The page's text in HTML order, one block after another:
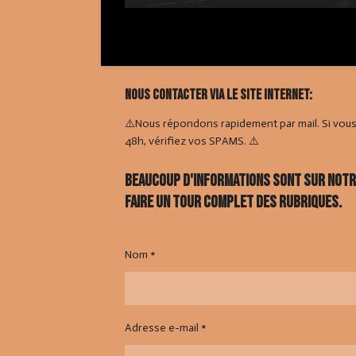
Nous contacter via le site internet:
⚠️Nous répondons rapidement par mail. Si
48h, vérifiez vos SPAMS. ⚠️
Beaucoup d'informations sont sur
faire un tour complet des rubriques.
Nom *
Adresse e-mail *